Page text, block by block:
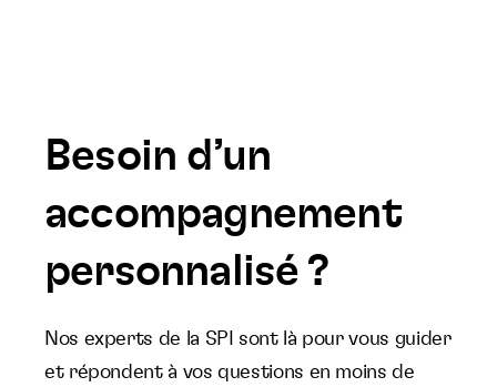
Besoin d’un
accompagnement
personnalisé ?
Nos experts de la SPI sont là pour vous guider
et répondent à vos questions en moins de